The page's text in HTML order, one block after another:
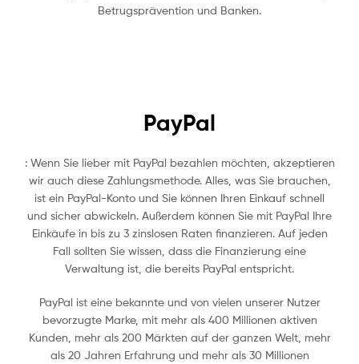
Betrugsprävention und Banken.
PayPal
: Wenn Sie lieber mit PayPal bezahlen möchten, akzeptieren
wir auch diese Zahlungsmethode. Alles, was Sie brauchen,
ist ein PayPal-Konto und Sie können Ihren Einkauf schnell
und sicher abwickeln. Außerdem können Sie mit PayPal Ihre
Einkäufe in bis zu 3 zinslosen Raten finanzieren. Auf jeden
Fall sollten Sie wissen, dass die Finanzierung eine
Verwaltung ist, die bereits PayPal entspricht.
PayPal ist eine bekannte und von vielen unserer Nutzer
bevorzugte Marke, mit mehr als 400 Millionen aktiven
Kunden, mehr als 200 Märkten auf der ganzen Welt, mehr
als 20 Jahren Erfahrung und mehr als 30 Millionen